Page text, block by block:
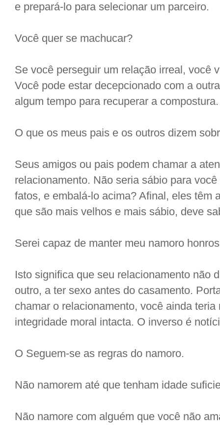
e prepará-lo para selecionar um parceiro.
Você quer se machucar?
Se você perseguir um relação irreal, você
Você pode estar decepcionado com a
algum tempo para recuperar a compostura.
O que os meus pais e os outros dizem
Seus amigos ou pais podem chamar a
relacionamento. Não seria sábio para
fatos, e embalá-lo acima? Afinal, eles têm
que são mais velhos e mais sábio, deve
Serei capaz de manter meu namoro
Isto significa que seu relacionamento não
outro, a ter sexo antes do casamento.
chamar o relacionamento, você ainda
integridade moral intacta. O inverso é
O Seguem-se as regras do namoro.
Não namorem até que tenham idade
Não namore com alguém que você não